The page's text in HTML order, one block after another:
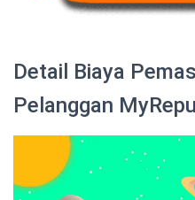
Detail Biaya
Pelanggan